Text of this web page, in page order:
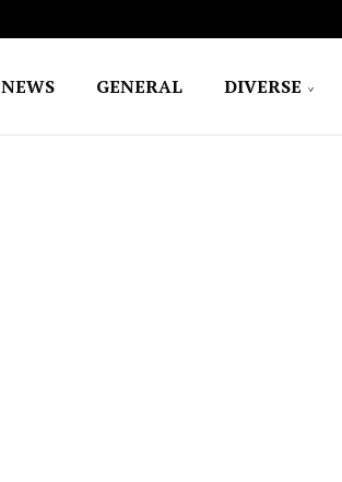
NEWS GENERAL DIVERSE